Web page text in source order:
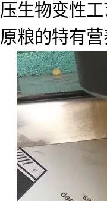
压生物变性工
原粮的特有